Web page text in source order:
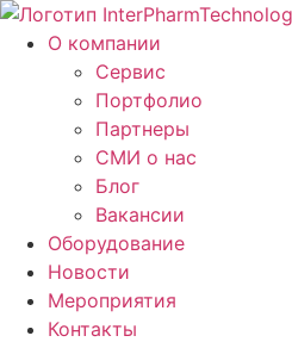
О компании
Сервис
Портфолио
Партнеры
СМИ о нас
Блог
Вакансии
Оборудование
Новости
Мероприятия
Контакты